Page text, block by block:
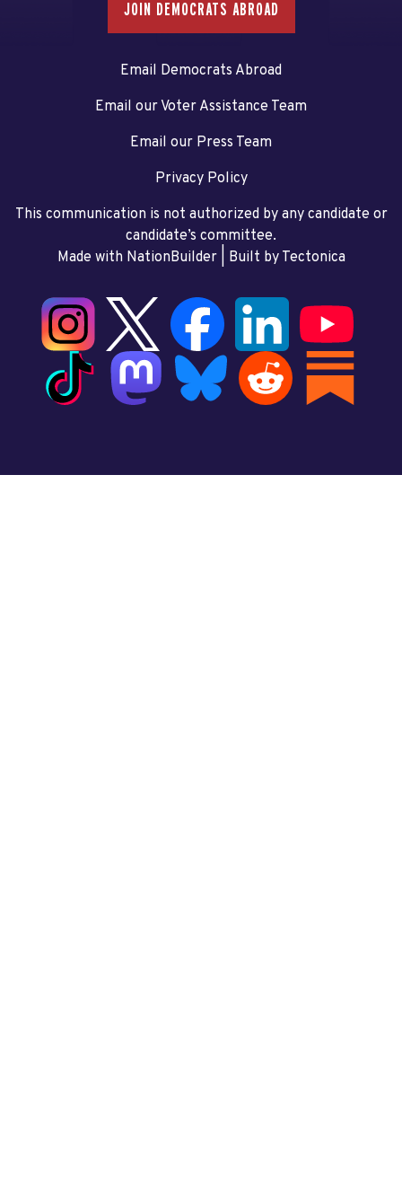
JOIN DEMOCRATS ABROAD
Email Democrats Abroad
Email our Voter Assistance Team
Email our Press Team
Privacy Policy
This communication is not authorized by any candidate or
candidate’s committee.
Made with NationBuilder| Built by Tectonica